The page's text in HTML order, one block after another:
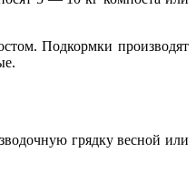
Подкормки производят
грядку весной или